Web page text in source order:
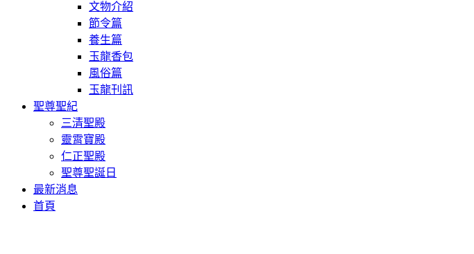
文物介紹
節令篇
養生篇
玉龍香包
風俗篇
玉龍刊訊
聖尊聖紀
三清聖殿
靈霄寶殿
仁正聖殿
聖尊聖誕日
最新消息
首頁